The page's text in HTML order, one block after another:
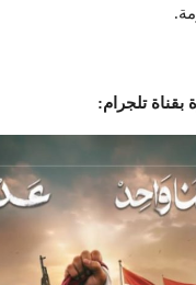
بقناة تلجرام: